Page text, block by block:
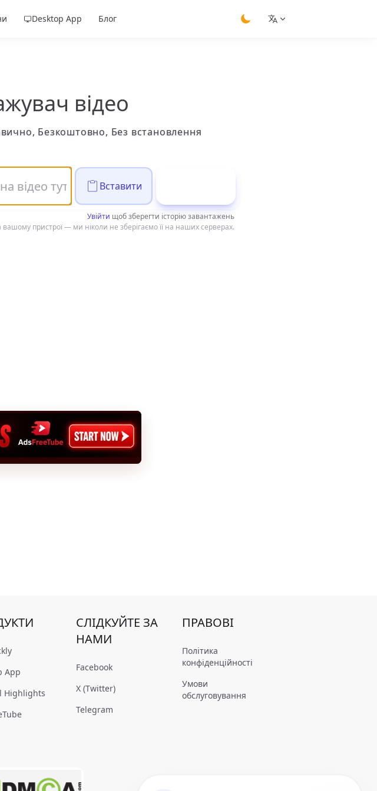
Desktop App
Блог
відео
Безкоштовно, Без встановлення
Вставити
Увійти щоб зберегти історію завантажень
пристрої — ми ніколи не зберігаємо її на наших серверах.
App
Highlights
СЛІДКУЙТЕ ЗА
НАМИ
Facebook
X (Twitter)
Telegram
ПРАВОВІ
Політика
конфіденційності
Умови
обслуговування